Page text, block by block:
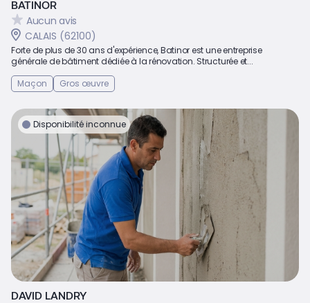
BATINOR
Aucun avis
CALAIS (62100)
Forte de plus de 30 ans d'expérience, Batinor est une entreprise
générale de bâtiment dédiée à la rénovation. Structurée et...
Maçon
Gros œuvre
Disponibilité inconnue
DAVID LANDRY